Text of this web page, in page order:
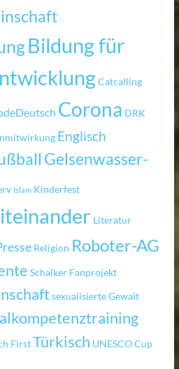
Bildung für
Catcalling
Corona DRK
Englisch
Gelsenwasser-
Islam Kinderfest
Literatur
Religion Roboter-AG
Schalker Fanprojekt
sexualisierte Gewalt
FirstTürkisch UNESCO Cup